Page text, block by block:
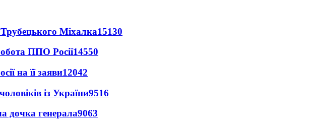
Трубецького Міхалка15130
ППО Росії14550
на її заяви12042
із України9516
дочка генерала9063